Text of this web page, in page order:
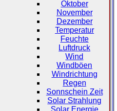
Oktober
November
Dezember
Temperatur
Feuchte
Luftdruck
Wind
Windböen
Windrichtung
Regen
Sonnschein Zeit
Solar Strahlung
Solar Energie